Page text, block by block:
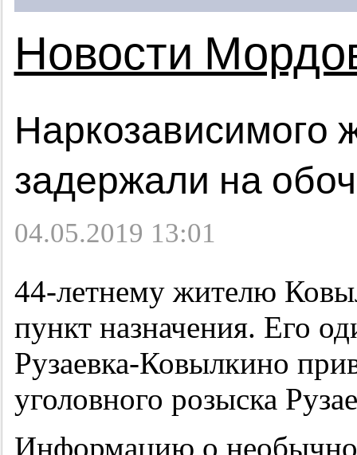
Новости
Наркозависимого
задержали на
04.05.2019 13:01
44-летнему жителю
пункт назначения. Его
Рузаевка-Ковылкино
уголовного розыска
Информацию о